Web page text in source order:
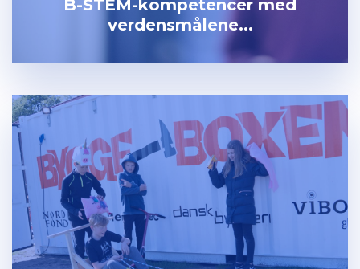
B-STEM-kompetencer med
verdensmålene...